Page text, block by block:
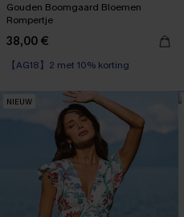
Gouden Boomgaard Bloemen
Rompertje
38,00 €
【AG18】2 met 10% korting
NIEUW